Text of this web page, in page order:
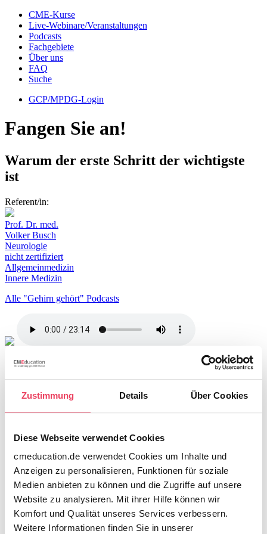
Zustimmung Details Über Cookies
Diese Webseite verwendet Cookies
cmeducation.de verwendet Cookies um Inhalte und
Anzeigen zu personalisieren, Funktionen für soziale
Medien anbieten zu können und die Zugriffe auf unsere
Website zu analysieren. Mit ihrer Hilfe können wir
Komfort und Qualität unseres Services verbessern.
Weitere Informationen finden Sie in unserer
CME-Kurse
Live-Webinare/Veranstaltungen
Podcasts
Fachgebiete
Über uns
FAQ
Suche
GCP/MPDG-Login
Fangen Sie an!
Warum der erste Schritt der wichtigste
ist
Referent/in:
Prof. Dr. med.
Volker Busch
Neurologie
nicht zertifiziert
Allgemeinmedizin
Innere Medizin
Alle "Gehirn gehört" Podcasts
Ein neues Jahr beginnt mit vielen Hoffnungen, Wünschen und
erreichen möchte.
Deswegen wollen wir uns heute mit dem „ersten Schritt“
Moment für unsere Zielerreichung weitaus bedeutsamer ist, als man
Genau dieser erste Schritt fällt im Leben jedoch oft sehr schwer.
Und aus bestimmten Gründen bleibt er manchmal auch ganz
aus. Warum das so ist, und wie Sie sich motivieren können ihn zu
tun, erfahren Sie hier und heute.
Wir werden über Narkosen sprechen, auf den Färöer-Inseln
vorbeischauen, Aristoteles um Rat fragen und mit Julius Cäsar über